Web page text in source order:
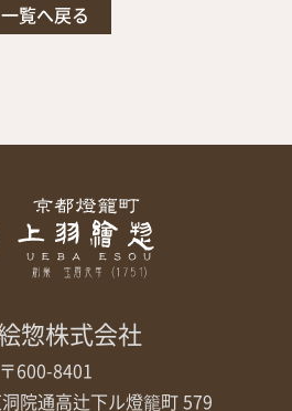
一覧へ戻る
惣株式会社
〒600-8401
院通高辻下ル燈籠町 579